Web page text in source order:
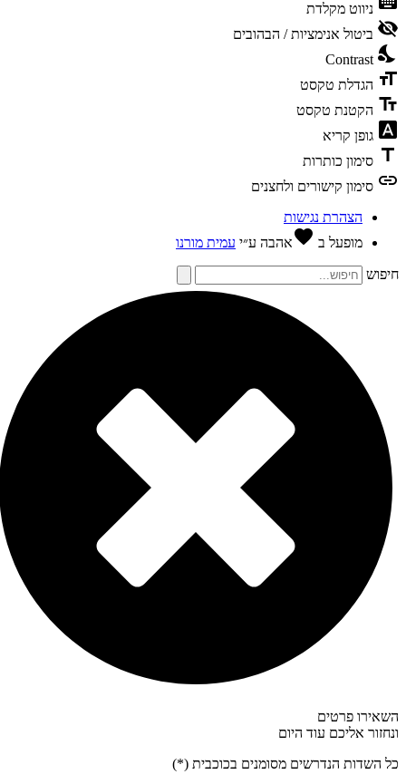
ניווט מקלדת
ביטול אנימציות / הבהובים
Contrast
הגדלת טקסט
הקטנת טקסט
גופן קריא
סימון כותרות
סימון קישורים ולחצנים
הצהרת נגישות
מופעל בfavoriteאהבהע״יעמית מורנו
פרטים
אליכם עוד היום
השדות הנדרשים מסומנים בכוכבית (*)